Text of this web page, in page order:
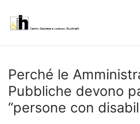
contenuto
Perché le
Pubbliche devono
“persone con